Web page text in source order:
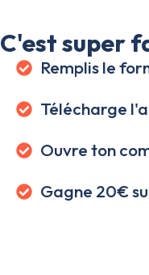
C'est super
Remplis le
Télécharge
Ouvre ton
Gagne 20€